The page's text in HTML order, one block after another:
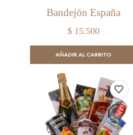
Bandejón España
$ 15.500
AÑADIR AL CARRITO